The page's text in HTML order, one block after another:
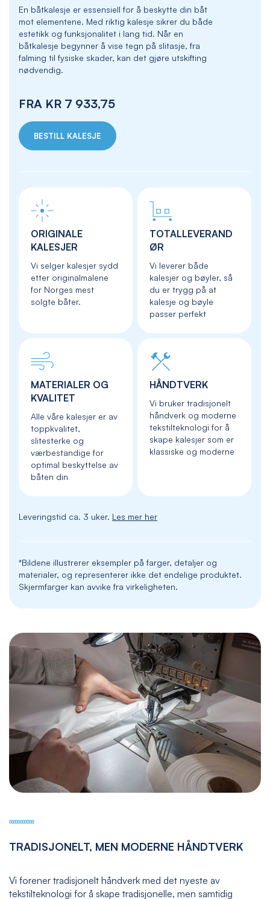
En båtkalesje er essensiell for å beskytte din båt
mot elementene. Med riktig kalesje sikrer du både
estetikk og funksjonalitet i lang tid. Når en
båtkalesje begynner å vise tegn på slitasje, fra
falming til fysiske skader, kan det gjøre utskifting
nødvendig.
FRA KR 7 933,75
BESTILL KALESJE
ORIGINALE
KALESJER
Vi selger kalesjer sydd
etter originalmalene
for Norges mest
solgte båter.
TOTALLEVERAND
ØR
Vi leverer både
kalesjer og bøyler, så
du er trygg på at
kalesje og bøyle
passer perfekt
MATERIALER OG
KVALITET
Alle våre kalesjer er av
toppkvalitet,
slitesterke og
værbestandige for
optimal beskyttelse av
båten din
HÅNDTVERK
Vi bruker tradisjonelt
håndverk og moderne
tekstilteknologi for å
skape kalesjer som er
klassiske og moderne
Leveringstid ca. 3 uker. Les mer her
*Bildene illustrerer eksempler på farger, detaljer og
materialer, og representerer ikke det endelige produktet.
Skjermfarger kan avvike fra virkeligheten.
the
images
gallery
TRADISJONELT, MEN MODERNE HÅNDTVERK
Vi forener tradisjonelt håndverk med det nyeste av
tekstilteknologi for å skape tradisjonelle, men samtidig